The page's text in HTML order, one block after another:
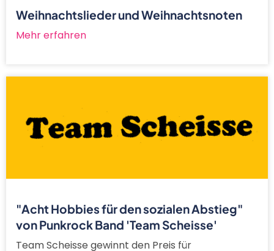
Weihnachtslieder und Weihnachtsnoten
Mehr erfahren
"Acht Hobbies für den sozialen Abstieg"
von Punkrock Band 'Team Scheisse'
Team Scheisse gewinnt den Preis für